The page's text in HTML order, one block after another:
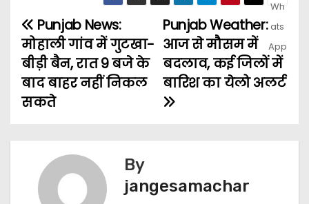
Punjab Weather:
आज से मौसम में
बदलाव, कई जिलों में
बारिश का येलो अलर्ट
Punjab News:
मोहाली गांव में गुटखा-
बीड़ी बैन, रात 9 बजे के
बाद बाहर नहीं निकल
सकते
By
jangesamachar